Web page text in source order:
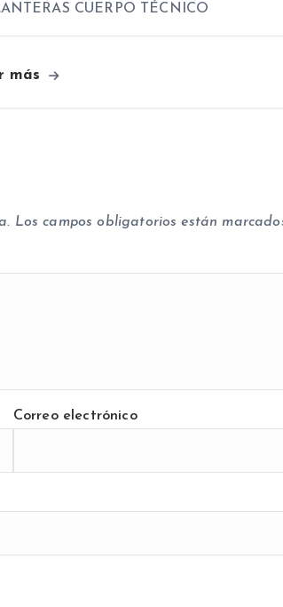
CUERPO TÉCNICO
más
Los campos obligatorios están
Correo electrónico